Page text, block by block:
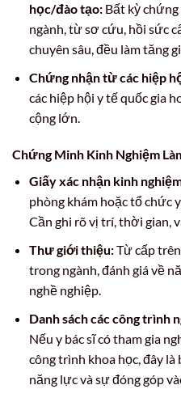
học/đào tạo:Bất kỳ chứng
ngành, từ sơ cứu, hồi sức
chuyên sâu, đều làm tăng
Chứng nhận từ các hiệp
các hiệp hội y tế quốc gia
cộng lớn.
Chứng Minh Kinh Nghiệm
Giấy xác nhận kinh
phòng khám hoặc tổ chức
Cần ghi rõ vị trí, thời gian,
Thư giới thiệu:Từ cấp
trong ngành, đánh giá về
nghề nghiệp.
Danh sách các công trình
Nếu y bác sĩ có tham gia
công trình khoa học, đây
năng lực và sự đóng góp